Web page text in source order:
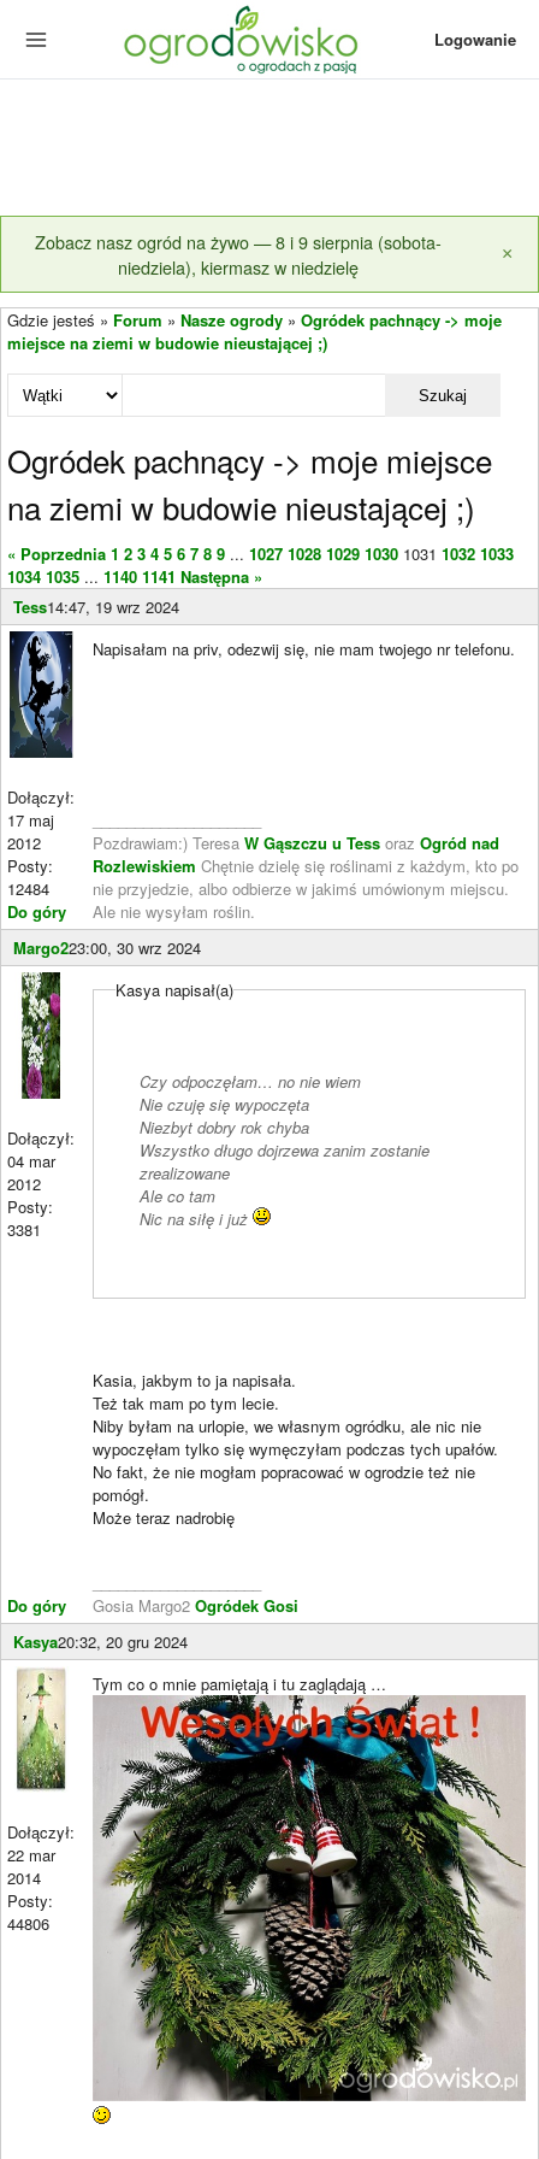
Logowanie
Zobacz nasz ogród na żywo — 8 i 9 sierpnia (sobota-
niedziela), kiermasz w niedzielę
×
Gdzie jesteś » Forum » Nasze ogrody » Ogródek pachnący -> moje
miejsce na ziemi w budowie nieustającej ;)
Szukaj
Ogródek pachnący -> moje miejsce
na ziemi w budowie nieustającej ;)
« Poprzednia 1 2 3 4 5 6 7 8 9 ... 1027 1028 1029 1030 1031 1032 1033
1034 1035 ... 1140 1141 Następna »
Tess14:47, 19 wrz 2024
Dołączył:
17 maj
2012
Posty:
12484
Do góry
Napisałam na priv, odezwij się, nie mam twojego nr telefonu.
Pozdrawiam:) Teresa W Gąszczu u Tess oraz Ogród nad
Rozlewiskiem Chętnie dzielę się roślinami z każdym, kto po
nie przyjedzie, albo odbierze w jakimś umówionym miejscu.
Ale nie wysyłam roślin.
Margo223:00, 30 wrz 2024
Dołączył:
04 mar
2012
Posty:
3381
Do góry
Kasya napisał(a)
Czy odpoczęłam… no nie wiem
Nie czuję się wypoczęta
Niezbyt dobry rok chyba
Wszystko długo dojrzewa zanim zostanie
zrealizowane
Ale co tam
Nic na siłę i już
Kasia, jakbym to ja napisała.
Też tak mam po tym lecie.
Niby byłam na urlopie, we własnym ogródku, ale nic nie
wypoczęłam tylko się wymęczyłam podczas tych upałów.
No fakt, że nie mogłam popracować w ogrodzie też nie
pomógł.
Może teraz nadrobię
Gosia Margo2 Ogródek Gosi
Kasya20:32, 20 gru 2024
Dołączył:
22 mar
2014
Posty:
44806
Tym co o mnie pamiętają i tu zaglądają …